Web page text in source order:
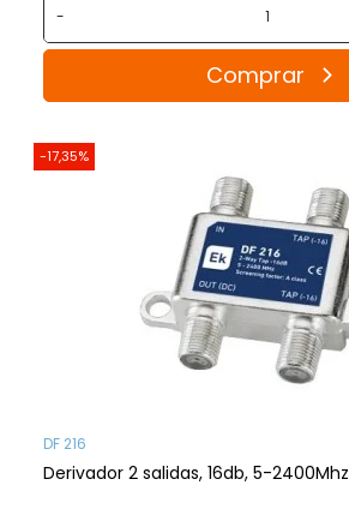
-
Comprar
-17,35%
DF 216
Derivador 2 salidas, 16db, 5-2400Mhz